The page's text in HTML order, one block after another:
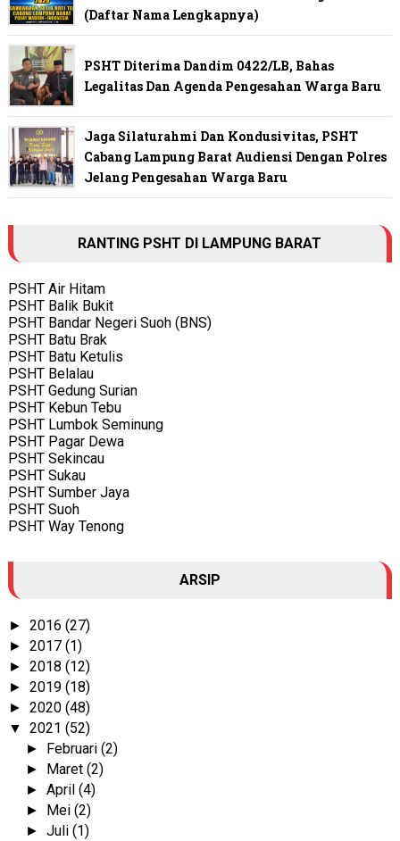
(Daftar Nama Lengkapnya)
PSHT Diterima Dandim 0422/LB, Bahas
Legalitas Dan Agenda Pengesahan Warga Baru
Jaga Silaturahmi Dan Kondusivitas, PSHT
Cabang Lampung Barat Audiensi Dengan Polres
Jelang Pengesahan Warga Baru
RANTING PSHT DI LAMPUNG BARAT
PSHT Air Hitam
PSHT Balik Bukit
PSHT Bandar Negeri Suoh (BNS)
PSHT Batu Brak
PSHT Batu Ketulis
PSHT Belalau
PSHT Gedung Surian
PSHT Kebun Tebu
PSHT Lumbok Seminung
PSHT Pagar Dewa
PSHT Sekincau
PSHT Sukau
PSHT Sumber Jaya
PSHT Suoh
PSHT Way Tenong
ARSIP
► 2016 (27)
► 2017 (1)
► 2018 (12)
► 2019 (18)
► 2020 (48)
▼ 2021 (52)
► Februari(2)
► Maret(2)
►April(4)
► Mei(2)
►Juli(1)